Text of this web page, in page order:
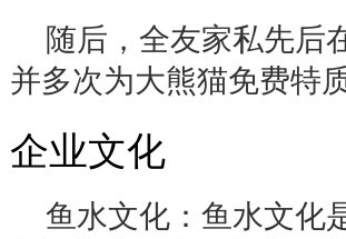
随后，全友家私先后
并多次为大熊猫免费特
企业文化
鱼水文化：鱼水文化